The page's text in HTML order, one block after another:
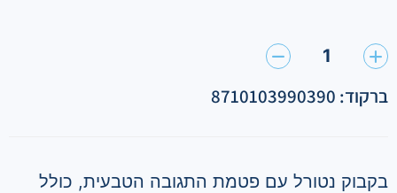
1
ברקוד: 8710103990390
בקבוק נטורל עם פטמת התגובה הטבעית, כולל